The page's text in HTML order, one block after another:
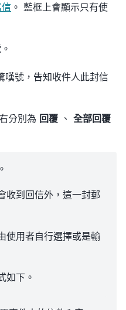
。 藍框上會顯示只有使
嘆號，告知收件人此封信
分別為 回覆 、 全部回覆
收到回信外，這一封郵
使用者自行選擇或是輸
如下。